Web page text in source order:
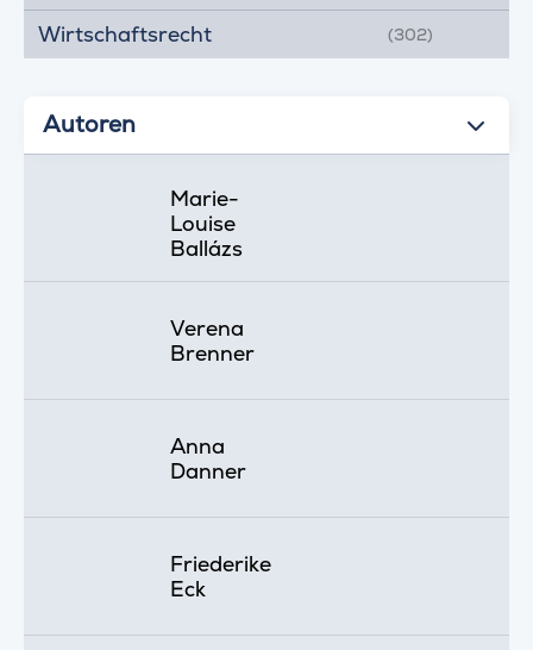
Wirtschaftsrecht (302)
Autoren
Marie-
Louise
Ballázs
Verena
Brenner
Anna
Danner
Friederike
Eck